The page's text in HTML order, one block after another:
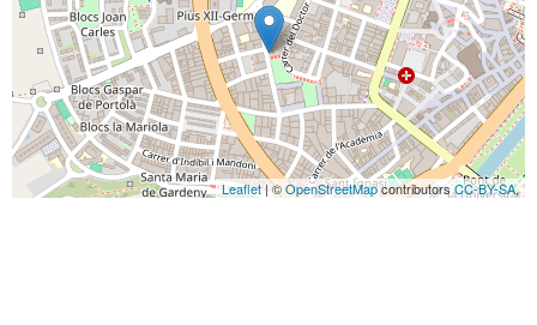
Leaflet| ©OpenStreetMapcontributorsCC-BY-SA,